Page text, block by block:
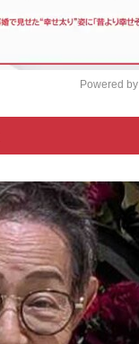
t
e
Powered by